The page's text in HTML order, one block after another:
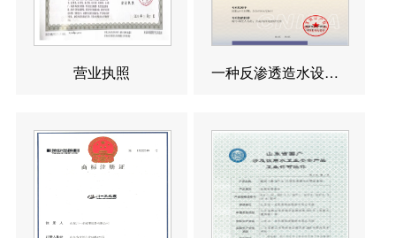
营业执照 一种反渗透造水设备发明专利